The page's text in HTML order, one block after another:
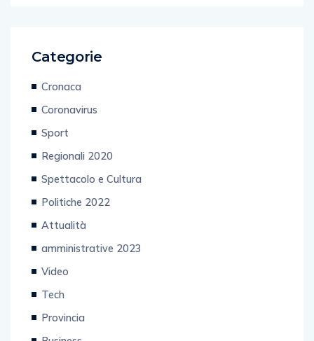
Coronavirus
Sport
Regionali 2020
Spettacolo e Cultura
Politiche 2022
Attualità
amministrative 2023
Video
Tech
Provincia
Business